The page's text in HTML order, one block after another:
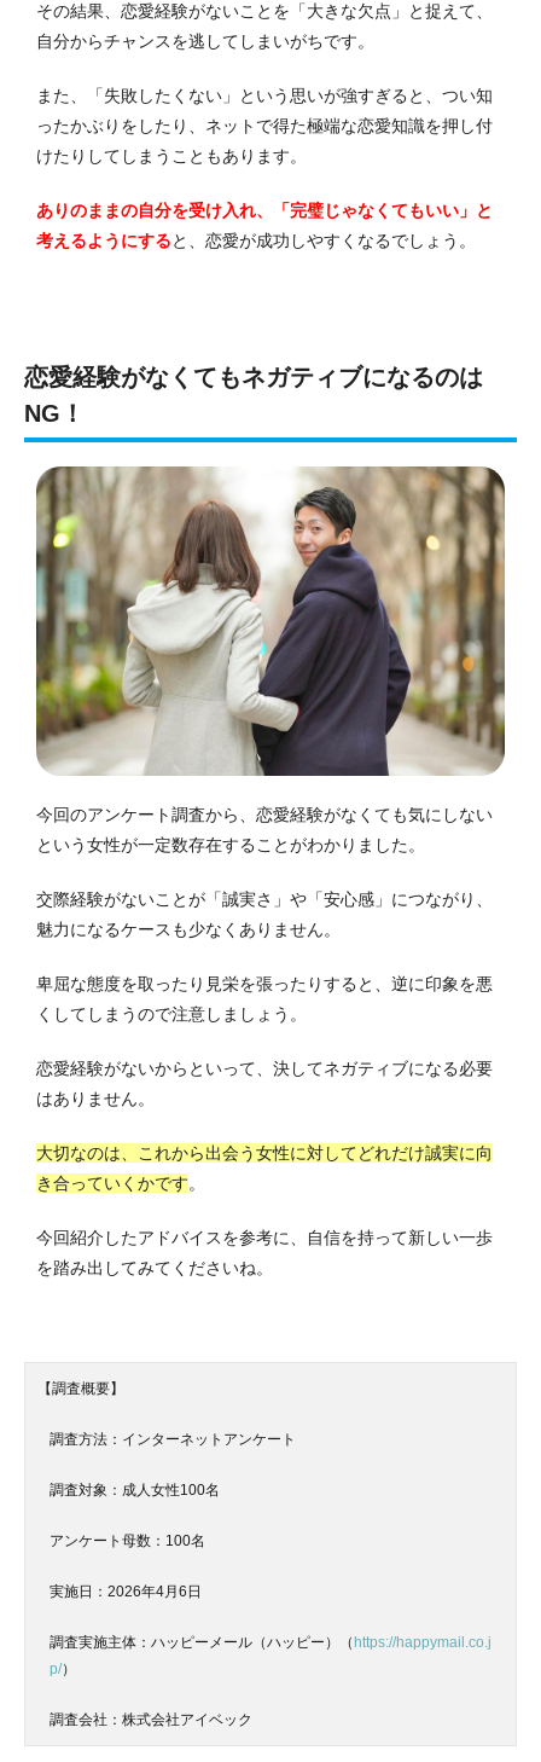
その結果、恋愛経験がないことを「大きな欠点」と捉えて、
自分からチャンスを逃してしまいがちです。
また、「失敗したくない」という思いが強すぎると、つい知
ったかぶりをしたり、ネットで得た極端な恋愛知識を押し付
けたりしてしまうこともあります。
ありのままの自分を受け入れ、「完璧じゃなくてもいい」と
考えるようにすると、恋愛が成功しやすくなるでしょう。
恋愛経験がなくてもネガティブになるのは
NG！
今回のアンケート調査から、恋愛経験がなくても気にしない
という女性が一定数存在することがわかりました。
交際経験がないことが「誠実さ」や「安心感」につながり、
魅力になるケースも少なくありません。
卑屈な態度を取ったり見栄を張ったりすると、逆に印象を悪
くしてしまうので注意しましょう。
恋愛経験がないからといって、決してネガティブになる必要
はありません。
大切なのは、これから出会う女性に対してどれだけ誠実に向
き合っていくかです。
今回紹介したアドバイスを参考に、自信を持って新しい一歩
を踏み出してみてくださいね。
【調査概要】
調査方法：インターネットアンケート
調査対象： 成人女性100名
アンケート母数： 100名
実施日：2026年4月6日
調査実施主体：ハッピーメール（ハッピー）（https://happymail.co.j
p/）
調査会社：株式会社アイベック